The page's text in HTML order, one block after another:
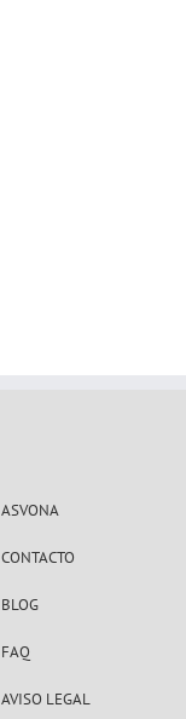
ASVONA
CONTACTO
BLOG
FAQ
AVISO LEGAL